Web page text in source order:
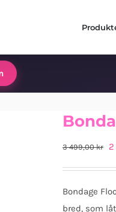
3 499,00kr
Bondage
bred, som